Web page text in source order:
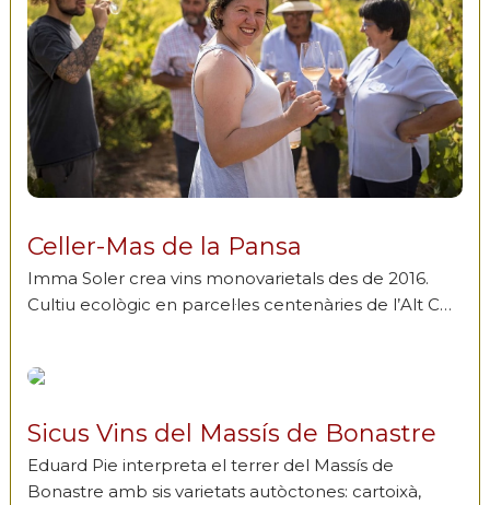
Celler-Mas de la Pansa
Imma Soler crea vins monovarietals des de 2016.
Cultiu ecològic en parcel·les centenàries de l’Alt C…
Sicus Vins del Massís de Bonastre
Eduard Pie interpreta el terrer del Massís de
Bonastre amb sis varietats autòctones: cartoixà,